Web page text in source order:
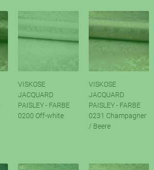
VISKOSE
JACQUARD
PAISLEY - FARBE
0200 Off-white
VISKOSE
JACQUARD
PAISLEY - FARBE
0231 Champagner
/ Beere